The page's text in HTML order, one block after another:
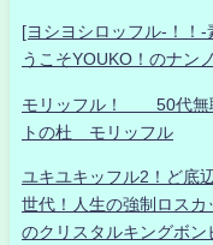
[ヨシヨシロッフル-！！
うこそYOUKO！のナン
モリッフル！ 50代無
トの杜 モリッフル
ユキユキッフル2！ど底
世代！人生の強制ロス
のクリスタルキングボン